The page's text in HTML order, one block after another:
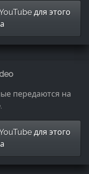
для этого
передаются на
для этого